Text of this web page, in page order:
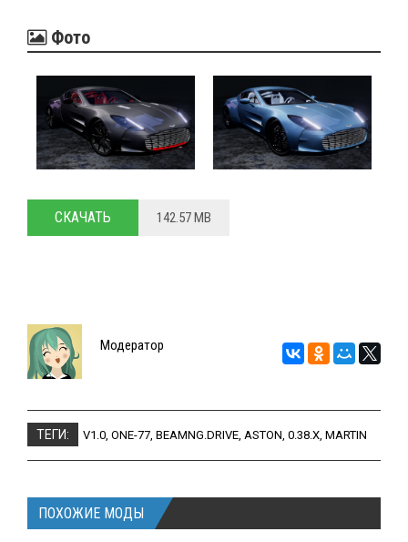
Фото
СКАЧАТЬ 142.57 MB
Модератор
ТЕГИ: V1.0, ONE-77, BEAMNG.DRIVE, ASTON, 0.38.X, MARTIN
ПОХОЖИЕ МОДЫ